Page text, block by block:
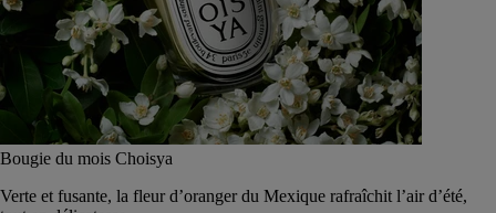
Bougie du mois Choisya
Verte et fusante, la fleur d’oranger du Mexique rafraîchit l’air d’été,